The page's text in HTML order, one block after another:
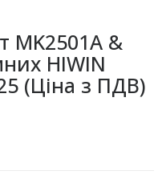
MK2501A &
HIWIN
(Ціна з ПДВ)